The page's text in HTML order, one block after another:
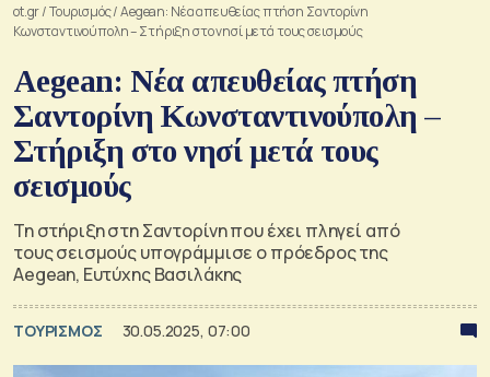
ot.gr/Τουρισμός/Aegean: Νέα απευθείας πτήση Σαντορίνη
Κωνσταντινούπολη – Στήριξη στο νησί μετά τους σεισμούς
Aegean: Νέα απευθείας πτήση
Σαντορίνη Κωνσταντινούπολη –
Στήριξη στο νησί μετά τους
σεισμούς
Τη στήριξη στη Σαντορίνη που έχει πληγεί από
τους σεισμούς υπογράμμισε ο πρόεδρος της
Aegean, Ευτύχης Βασιλάκης
ΤΟΥΡΙΣΜΟΣ 30.05.2025, 07:00